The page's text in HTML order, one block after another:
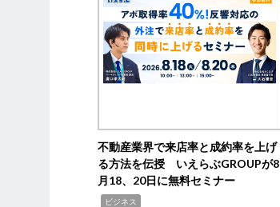
不動産業界で来店率と成約率を上げ
る方法を伝授 いえらぶGROUPが8
月18、20日に無料セミナー
ビジネス